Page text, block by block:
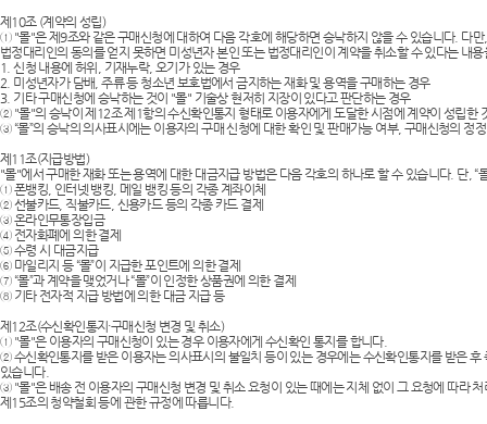
제10조 (계약의 성립)
① "몰"은 제9조와 같은 구매신청에 대하여 다음 각호에 해당하면 승낙하지 않을 수 있습니다. 다
법정대리인의 동의를 얻지 못하면 미성년자 본인 또는 법정대리인이 계약을 취소할 수 있다는 내
1. 신청 내용에 허위, 기재누락, 오기가 있는 경우
2. 미성년자가 담배, 주류 등 청소년 보호법에서 금지하는 재화 및 용역을 구매하는 경우
3. 기타 구매신청에 승낙하는 것이 "몰" 기술상 현저히 지장이 있다고 판단하는 경우
② "몰"의 승낙이 제12조 제1항의 수신확인통지 형태로 이용자에게 도달한 시점에 계약이 성립한
③ “몰”의 승낙의 의사표시에는 이용자의 구매 신청에 대한 확인 및 판매가능 여부, 구매신청의 정
제11조(지급방법)
"몰"에서 구매한 재화 또는 용역에 대한 대금지급 방법은 다음 각호의 하나로 할 수 있습니다. 단,
① 폰뱅킹, 인터넷 뱅킹, 메일 뱅킹 등의 각종 계좌이체
② 선불카드, 직불카드, 신용카드 등의 각종 카드 결제
③ 온라인무통장입금
④ 전자화폐에 의한 결제
⑤ 수령 시 대금지급
⑥ 마일리지 등 “몰”이 지급한 포인트에 의한 결제
⑦ “몰”과 계약을 맺었거나 “몰”이 인정한 상품권에 의한 결제
⑧ 기타 전자적 지급 방법에 의한 대금 지급 등
제12조(수신확인통지·구매신청 변경 및 취소)
① "몰"은 이용자의 구매신청이 있는 경우 이용자에게 수신확인 통지를 합니다.
② 수신확인통지를 받은 이용자는 의사표시의 불일치 등이 있는 경우에는 수신확인통지를 받은 후
있습니다.
③ "몰"은 배송 전 이용자의 구매신청 변경 및 취소 요청이 있는 때에는 지체 없이 그 요청에 따라
제15조의 청약철회 등에 관한 규정에 따릅니다.